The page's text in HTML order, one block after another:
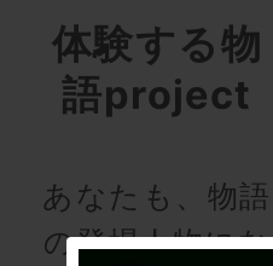
体験する物
語project
あなたも、物語
の登場人物にな